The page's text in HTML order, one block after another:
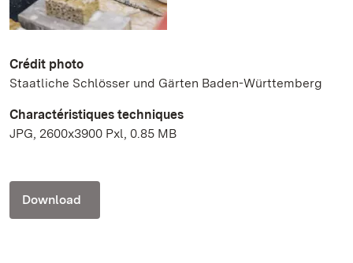
Crédit photo
Staatliche Schlösser und Gärten Baden-Württemberg
Charactéristiques techniques
JPG, 2600x3900 Pxl, 0.85 MB
Download